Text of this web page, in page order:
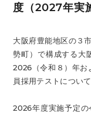
度（2027年実
大阪府豊能地区の３
勢町）で構成する大
2026（令和８）年お
員採用テストについ
2026年度実施予定の